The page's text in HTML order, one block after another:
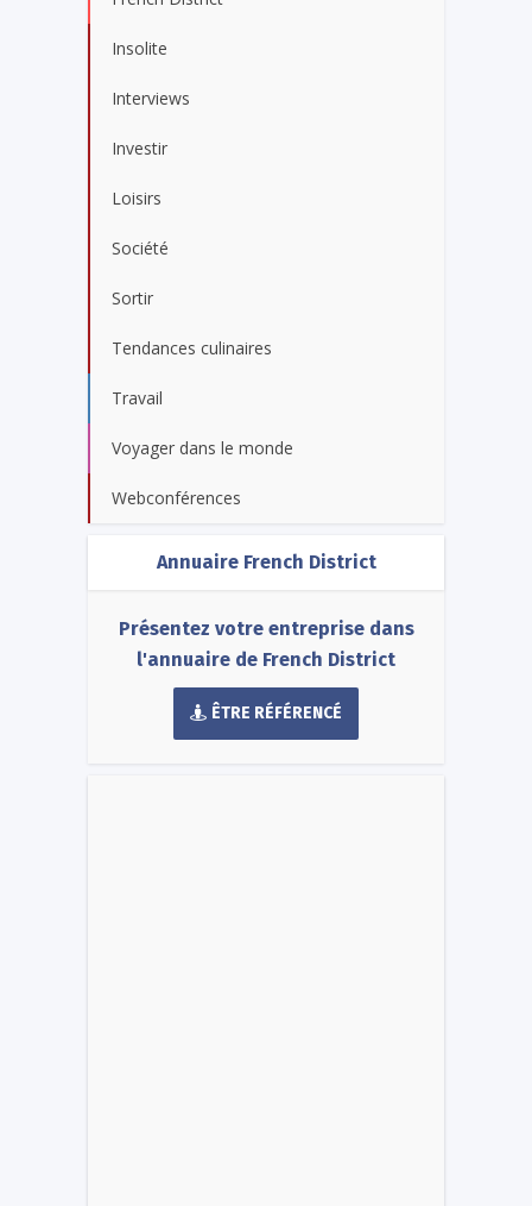
Insolite
Interviews
Investir
Loisirs
Société
Sortir
Tendances culinaires
Travail
Voyager dans le monde
Webconférences
Annuaire French District
Présentez votre entreprise dans
l'annuaire de French District
ÊTRE RÉFÉRENCÉ